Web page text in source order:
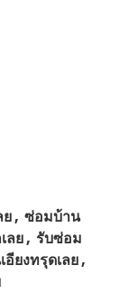
ย , ซ่อมบ้าน
ลย , รับซ่อม
ยงทรุดเลย ,